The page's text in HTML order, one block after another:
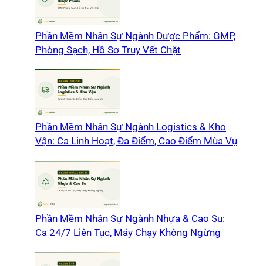
Phần Mềm Nhân Sự Ngành Dược Phẩm: GMP,
Phòng Sạch, Hồ Sơ Truy Vết Chặt
Phần Mềm Nhân Sự Ngành Logistics & Kho
Vận: Ca Linh Hoạt, Đa Điểm, Cao Điểm Mùa Vụ
Phần Mềm Nhân Sự Ngành Nhựa & Cao Su:
Ca 24/7 Liên Tục, Máy Chạy Không Ngừng